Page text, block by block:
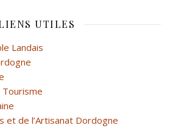
UTILES
Landais
et de l’Artisanat Dordogne